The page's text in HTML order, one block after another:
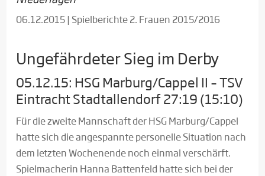
06.12.2015| Spielberichte 2. Frauen 2015/2016
Ungefährdeter Sieg im Derby
05.12.15: HSG Marburg/Cappel II – TSV
Eintracht Stadtallendorf 27:19 (15:10)
Für die zweite Mannschaft der HSG Marburg/Cappel
hatte sich die angespannte personelle Situation nach
dem letzten Wochenende noch einmal verschärft.
Spielmacherin Hanna Battenfeld hatte sich bei der